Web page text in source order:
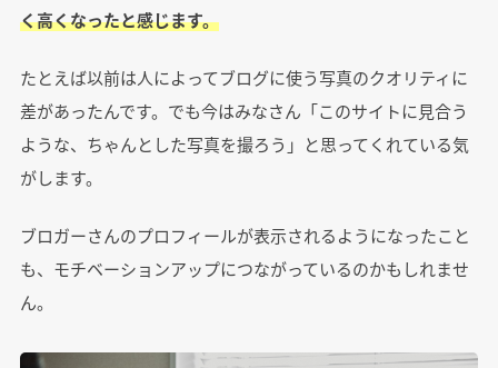
く高くなったと感じます。
たとえば以前は人によってブログに使う写真のクオリティに
差があったんです。でも今はみなさん「このサイトに見合う
ような、ちゃんとした写真を撮ろう」と思ってくれている気
がします。
ブロガーさんのプロフィールが表示されるようになったこと
も、モチベーションアップにつながっているのかもしれませ
ん。